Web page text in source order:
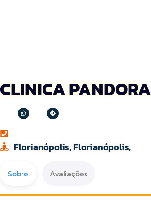
CLINICA PANDORA
Florianópolis, Florianópolis,
Sobre Avaliações